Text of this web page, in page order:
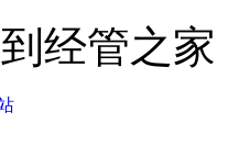
经管之家